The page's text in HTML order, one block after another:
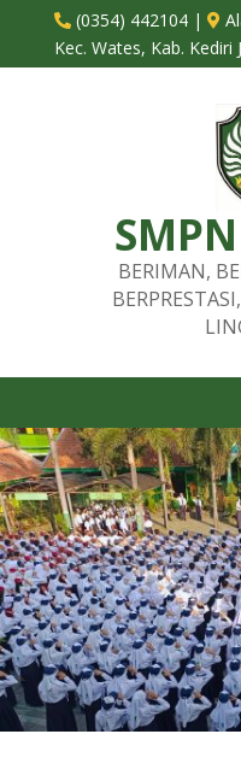
 (0354) 442104| 
Kec. Wates, Kab. Kediri
BERIMAN,